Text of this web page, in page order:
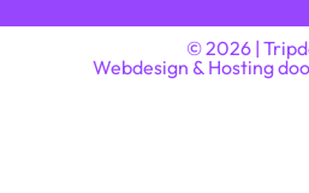
© 2026 |
Webdesign & Hosting